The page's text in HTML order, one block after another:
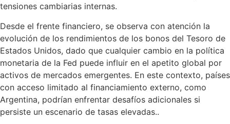
tensiones cambiarias internas.
Desde el frente financiero, se observa con atención la
evolución de los rendimientos de los bonos del Tesoro de
Estados Unidos, dado que cualquier cambio en la política
monetaria de la Fed puede influir en el apetito global por
activos de mercados emergentes. En este contexto, países
con acceso limitado al financiamiento externo, como
Argentina, podrían enfrentar desafíos adicionales si
persiste un escenario de tasas elevadas..